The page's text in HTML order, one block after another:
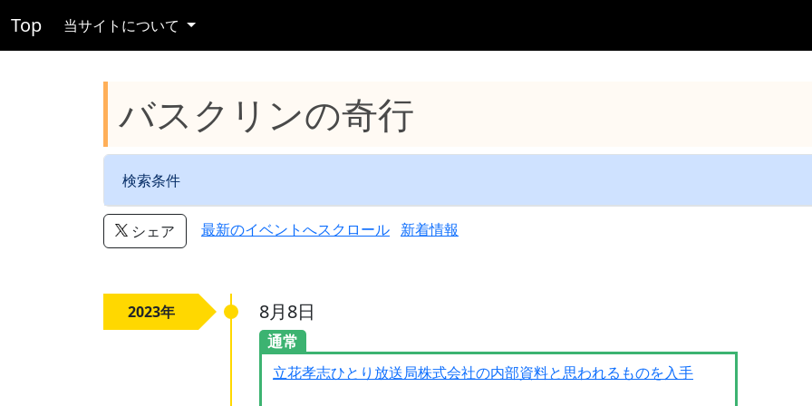
Top 当サイトについて
バスクリンの奇行
検索条件
シェア 最新のイベントへスクロール 新着情報
2023年 8月8日
通常
立花孝志ひとり放送局株式会社の内部資料と思われるものを入手